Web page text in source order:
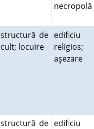
structură de
cult; locuire
edificiu
religios;
aşezare
structură de edificiu